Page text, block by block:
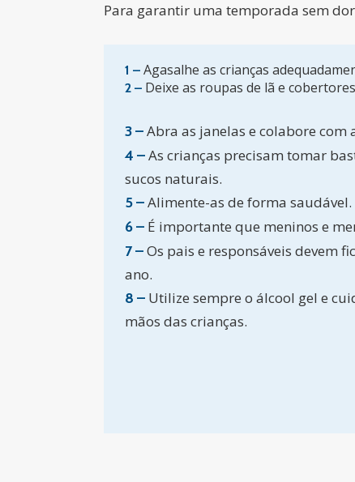
Para garantir uma temporada sem
1 – Agasalhe as crianças
2 – Deixe as roupas de lã e
3 –Abra as janelas e colabore com
4 –As crianças precisam tomar
sucos naturais.
5 –Alimente-as de forma saudável.
6 – É importante que meninos e
7 –Os pais e responsáveis devem
ano.
8 – Utilize sempre o álcool gel e
mãos das crianças.